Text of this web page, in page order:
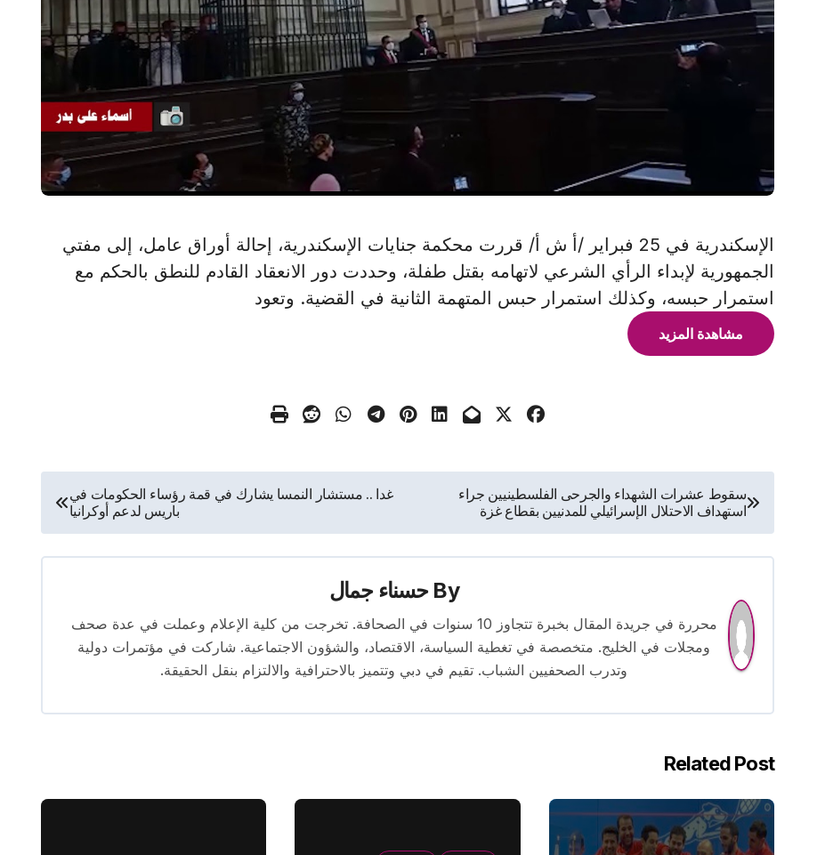
الإسكندرية في 25 فبراير /أ ش أ/ قررت محكمة جنايات الإسكندرية، إحالة أوراق عامل، إلى مفتي
الجمهورية لإبداء الرأي الشرعي لاتهامه بقتل طفلة، وحددت دور الانعقاد القادم للنطق بالحكم مع
استمرار حبسه، وكذلك استمرار حبس المتهمة الثانية في القضية. وتعود
مشاهدة المزيد
تصفّح
المقالات
سقوط عشرات الشهداء والجرحى الفلسطينيين جراء
استهداف الاحتلال الإسرائيلي للمدنيين بقطاع غزة
غدا .. مستشار النمسا يشارك في قمة رؤساء الحكومات في
باريس لدعم أوكرانيا
By حسناء جمال
محررة في جريدة المقال بخبرة تتجاوز 10 سنوات في الصحافة. تخرجت من كلية الإعلام وعملت في عدة صحف
ومجلات في الخليج. متخصصة في تغطية السياسة، الاقتصاد، والشؤون الاجتماعية. شاركت في مؤتمرات دولية
وتدرب الصحفيين الشباب. تقيم في دبي وتتميز بالاحترافية والالتزام بنقل الحقيقة.
Related Post